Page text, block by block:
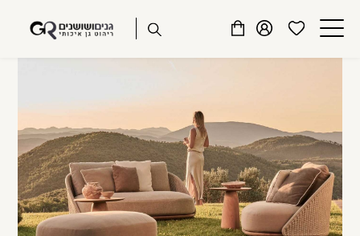
לֵב:
נָגִישׁ
בִּקְלִיק
הַמְּסַיַּעַת
לִנְגִישׁוּת
הָאֲתָר.
פתיחת
חלונית
פתיחת
חלונית
פתיחת
מועדפים